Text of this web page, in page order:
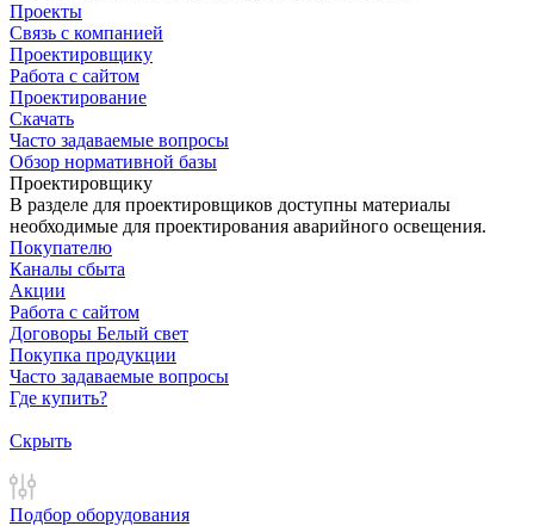
Проекты
Связь с компанией
Проектировщику
Работа с сайтом
Проектирование
Скачать
Часто задаваемые вопросы
Обзор нормативной базы
Проектировщику
В разделе для проектировщиков доступны материалы
необходимые для проектирования аварийного освещения.
Покупателю
Каналы сбыта
Акции
Работа с сайтом
Договоры Белый свет
Покупка продукции
Часто задаваемые вопросы
Где купить?
Скрыть
Подбор оборудования